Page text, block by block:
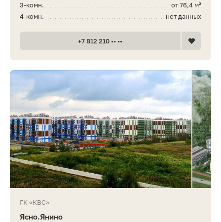
от 76,4 м²
3-комн.
нет данных
4-комн.
+7 812 210 •• ••
ГК «КВС»
Ясно.Янино